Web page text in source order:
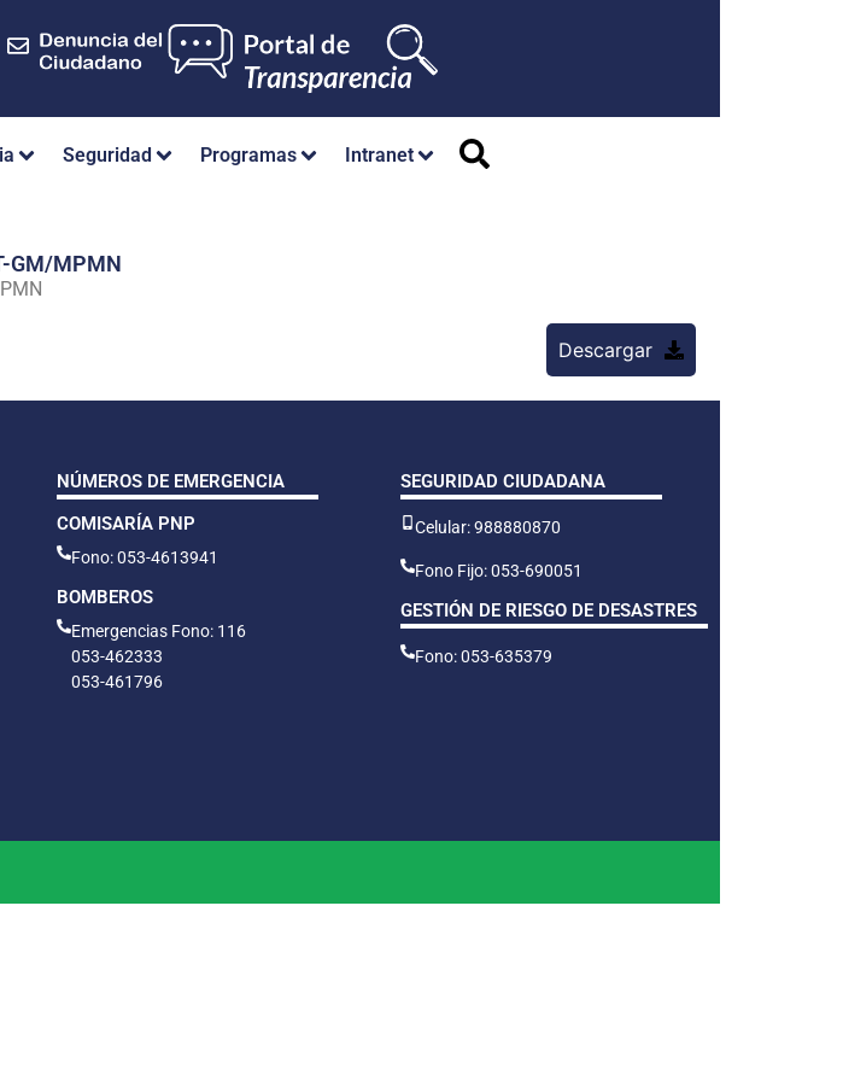
Seguridad Programas Intranet
GM/MPMN
Descargar
NÚMEROS DE EMERGENCIA
COMISARÍA PNP
Fono: 053-4613941
BOMBEROS
Emergencias Fono: 116
053-462333
053-461796
SEGURIDAD CIUDADANA
Celular: 988880870
Fono Fijo: 053-690051
GESTIÓN DE RIESGO DE DESASTRES
Fono: 053-635379